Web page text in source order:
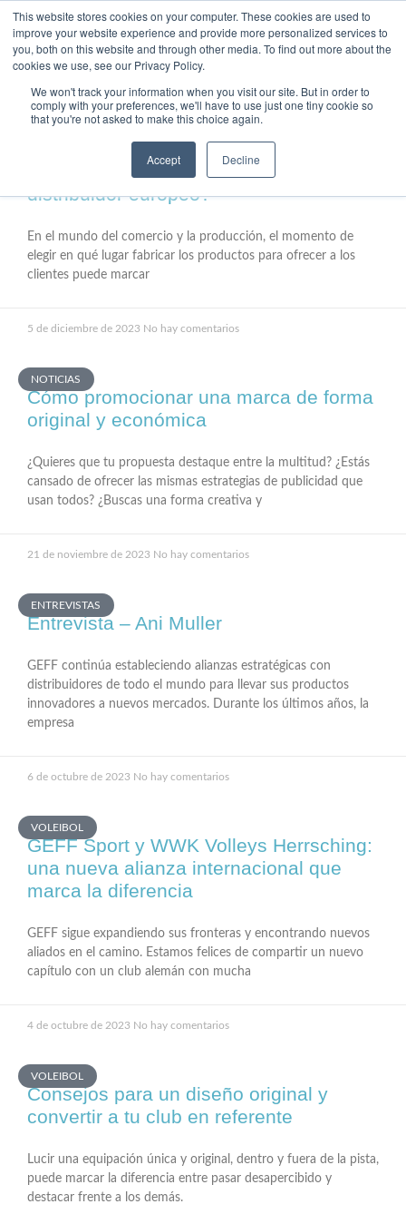
This website stores cookies on your computer. These cookies are used to
improve your website experience and provide more personalized services to
you, both on this website and through other media. To find out more about the
cookies we use, see our Privacy Policy.
We won't track your information when you visit our site. But in order to
comply with your preferences, we'll have to use just one tiny cookie so
that you're not asked to make this choice again.
Accept Decline
¿Cuáles son las ventajas de tener un
distribuidor europeo?
En el mundo del comercio y la producción, el momento de
elegir en qué lugar fabricar los productos para ofrecer a los
clientes puede marcar
5 de diciembre de 2023 No hay comentarios
NOTICIAS
Cómo promocionar una marca de forma
original y económica
¿Quieres que tu propuesta destaque entre la multitud? ¿Estás
cansado de ofrecer las mismas estrategias de publicidad que
usan todos? ¿Buscas una forma creativa y
21 de noviembre de 2023 No hay comentarios
ENTREVISTAS
Entrevista – Ani Muller
GEFF continúa estableciendo alianzas estratégicas con
distribuidores de todo el mundo para llevar sus productos
innovadores a nuevos mercados. Durante los últimos años, la
empresa
6 de octubre de 2023 No hay comentarios
VOLEIBOL
GEFF Sport y WWK Volleys Herrsching:
una nueva alianza internacional que
marca la diferencia
GEFF sigue expandiendo sus fronteras y encontrando nuevos
aliados en el camino. Estamos felices de compartir un nuevo
capítulo con un club alemán con mucha
4 de octubre de 2023 No hay comentarios
VOLEIBOL
Consejos para un diseño original y
convertir a tu club en referente
Lucir una equipación única y original, dentro y fuera de la pista,
puede marcar la diferencia entre pasar desapercibido y
destacar frente a los demás.